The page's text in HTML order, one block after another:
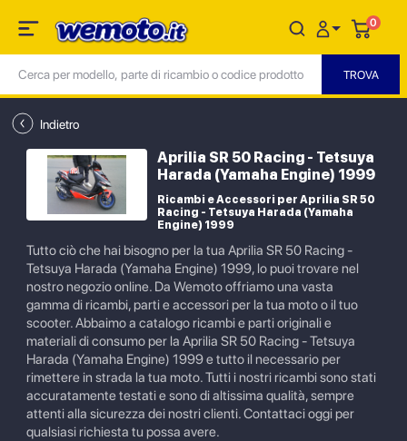
0
Indietro
Aprilia SR 50 Racing - Tetsuya
Harada (Yamaha Engine) 1999
Ricambi e Accessori per Aprilia SR 50
Racing - Tetsuya Harada (Yamaha
Engine) 1999
Tutto ciò che hai bisogno per la tua Aprilia SR 50 Racing -
Tetsuya Harada (Yamaha Engine) 1999, lo puoi trovare nel
nostro negozio online. Da Wemoto offriamo una vasta
gamma di ricambi, parti e accessori per la tua moto o il tuo
scooter. Abbaimo a catalogo ricambi e parti originali e
materiali di consumo per la Aprilia SR 50 Racing - Tetsuya
Harada (Yamaha Engine) 1999 e tutto il necessario per
rimettere in strada la tua moto. Tutti i nostri ricambi sono stati
accuratamente testati e sono di altissima qualità, sempre
attenti alla sicurezza dei nostri clienti. Contattaci oggi per
qualsiasi richiesta tu possa avere.